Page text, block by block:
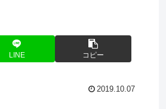
LINE コピー
2019.10.07